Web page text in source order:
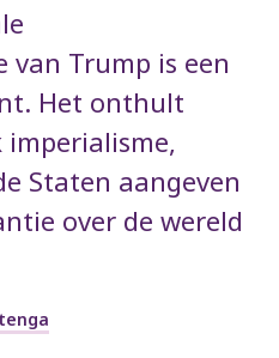
van Trump is een
Het onthult
Staten aangeven
over de wereld